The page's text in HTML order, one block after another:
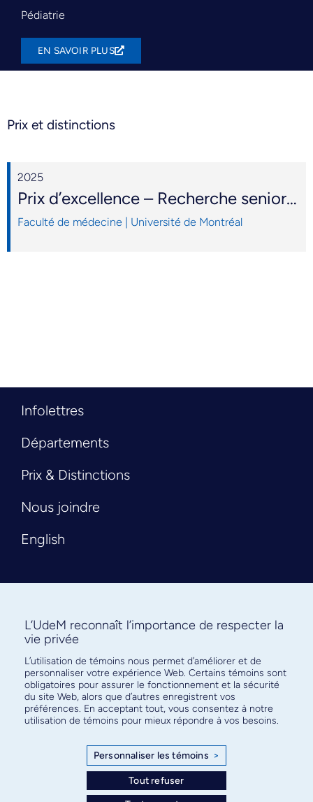
Pédiatrie
EN SAVOIR PLUS
Prix et distinctions
2025
Prix d’excellence – Recherche senior | Département de pédiatrie
Faculté de médecine | Université de Montréal
Infolettres
Départements
Prix & Distinctions
Nous joindre
English
Abonnez-vous à notre infolettre
pour connaître l’actualité facultaire
L’UdeM reconnaît l’importance de respecter la
vie privée
L’utilisation de témoins nous permet d’améliorer et de
personnaliser votre expérience Web. Certains témoins sont
obligatoires pour assurer le fonctionnement et la sécurité
du site Web, alors que d’autres enregistrent vos
préférences. En acceptant tout, vous consentez à notre
utilisation de témoins pour mieux répondre à vos besoins.
Personnaliser les témoins >
Tout refuser